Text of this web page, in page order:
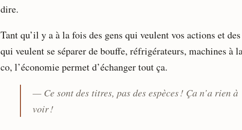
dire.
Tant qu’il y a à la fois des gens qui veulent vos actions et des
qui veulent se séparer de bouffe, réfrigérateurs, machines à
co, l’économie permet d’échanger tout ça.
— Ce sont des titres, pas des espèces ! Ça n’a rien à
voir !